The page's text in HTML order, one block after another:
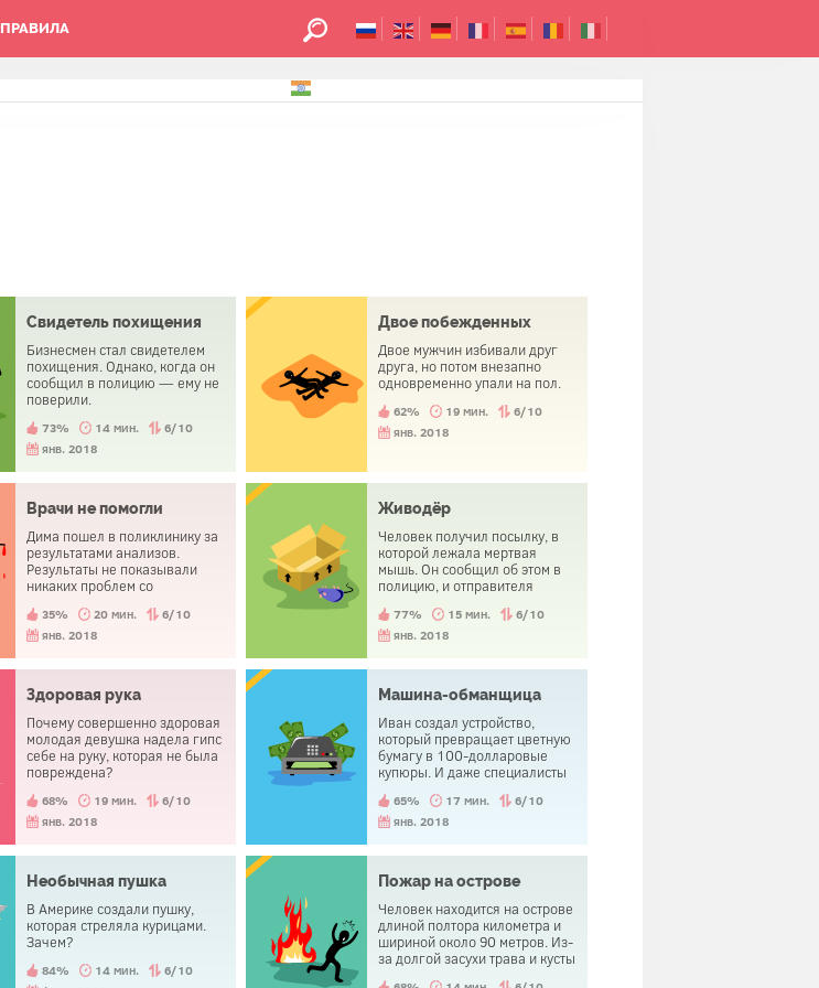
ПРАВИЛА
Свидетель похищения
Бизнесмен стал свидетелем
похищения. Однако, когда он
сообщил в полицию — ему не
поверили.
73% 14 мин.
6/10
янв. 2018
Двое побежденных
Двое мужчин избивали друг
друга, но потом внезапно
одновременно упали на пол.
62% 19 мин.
6/10
янв. 2018
Врачи не помогли
Дима пошел в поликлинику за
результатами анализов.
Результаты не показывали
никаких проблем со
совершил самоубийство
вскоре после визита.
35% 20 мин.
6/10
янв. 2018
Живодёр
Человек получил посылку, в
которой лежала мертвая
мышь. Он сообщил об этом в
полицию, и отправителя
мошенничество.
77% 15 мин.
6/10
янв. 2018
Здоровая рука
Почему совершенно здоровая
молодая девушка надела гипс
себе на руку, которая не была
повреждена?
68% 19 мин.
6/10
янв. 2018
Машина-обманщица
Иван создал устройство,
который превращает цветную
бумагу в 100-долларовые
купюры. И даже специалисты
настоящих. Но почему он
выставил это устройство на
65% 17 мин.
6/10
янв. 2018
Необычная пушка
В Америке создали пушку,
которая стреляла курицами.
Зачем?
84% 14 мин.
6/10
Пожар на острове
Человек находится на острове
длиной полтора километра и
шириной около 90 метров. Из-
за долгой засухи трава и кусты